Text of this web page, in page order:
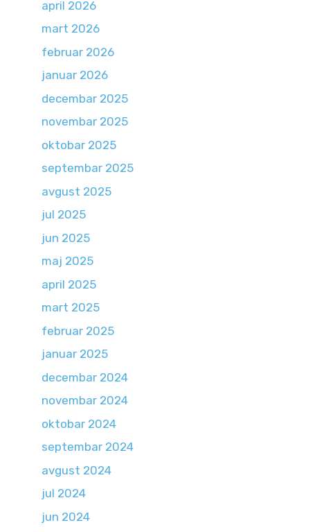
april 2026
mart 2026
februar 2026
januar 2026
decembar 2025
novembar 2025
oktobar 2025
septembar 2025
avgust 2025
jul 2025
jun 2025
maj 2025
april 2025
mart 2025
februar 2025
januar 2025
decembar 2024
novembar 2024
oktobar 2024
septembar 2024
avgust 2024
jul 2024
jun 2024